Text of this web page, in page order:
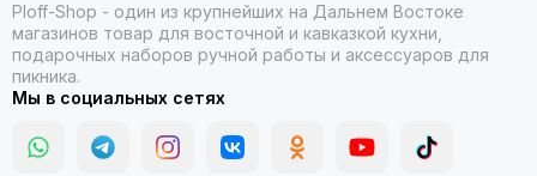
Ploff-Shop - один из крупнейших на Дальнем Востоке
магазинов товар для восточной и кавказкой кухни,
подарочных наборов ручной работы и аксессуаров для
пикника.
Мы в социальных сетях